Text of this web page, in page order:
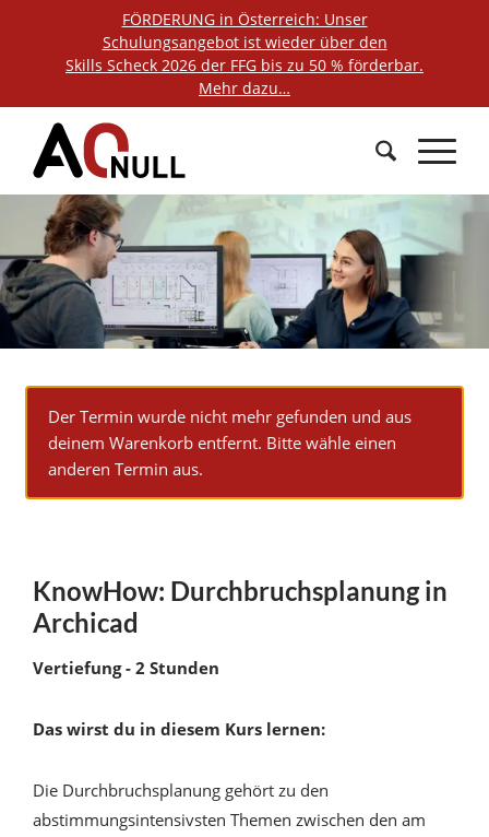
FÖRDERUNG in Österreich: Unser
Schulungsangebot ist wieder über den
Skills Scheck 2026 der FFG bis zu 50 % förderbar.
Mehr dazu…
Der Termin wurde nicht mehr gefunden und aus
deinem Warenkorb entfernt. Bitte wähle einen
anderen Termin aus.
KnowHow: Durchbruchsplanung in
Archicad
Vertiefung - 2 Stunden
Das wirst du in diesem Kurs lernen:
Die Durchbruchsplanung gehört zu den
abstimmungsintensivsten Themen zwischen den am